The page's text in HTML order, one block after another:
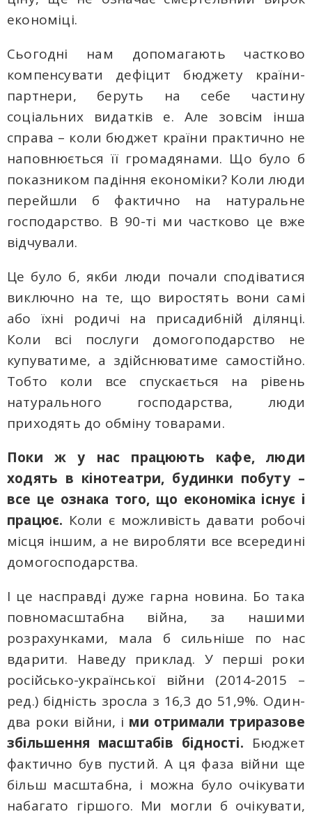
економіці.
Сьогодні нам допомагають частково
компенсувати дефіцит бюджету країни-
партнери, беруть на себе частину
соціальних видатків е. Але зовсім інша
справа – коли бюджет країни практично не
наповнюється її громадянами. Що було б
показником падіння економіки? Коли люди
перейшли б фактично на натуральне
господарство. В 90-ті ми частково це вже
відчували.
Це було б, якби люди почали сподіватися
виключно на те, що виростять вони самі
або їхні родичі на присадибній ділянці.
Коли всі послуги домогоподарство не
купуватиме, а здійснюватиме самостійно.
Тобто коли все спускається на рівень
натурального господарства, люди
приходять до обміну товарами.
Поки ж у нас працюють кафе, люди
ходять в кінотеатри, будинки побуту –
все це ознака того, що економіка існує і
працює. Коли є можливість давати робочі
місця іншим, а не виробляти все всередині
домогосподарства.
І це насправді дуже гарна новина. Бо така
повномасштабна війна, за нашими
розрахунками, мала б сильніше по нас
вдарити. Наведу приклад. У перші роки
російсько-української війни (2014-2015 –
ред.) бідність зросла з 16,3 до 51,9%. Один-
два роки війни, і ми отримали триразове
збільшення масштабів бідності. Бюджет
фактично був пустий. А ця фаза війни ще
більш масштабна, і можна було очікувати
набагато гіршого. Ми могли б очікувати,